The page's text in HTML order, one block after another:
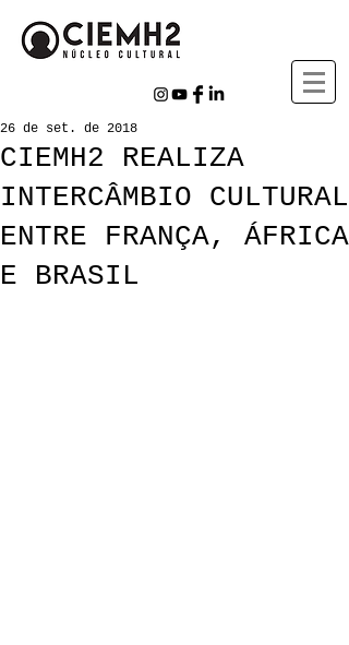
CIEMH2 REALIZA
INTERCÂMBIO CULTURAL
ENTRE FRANÇA, ÁFRICA
E BRASIL
26 de set. de 2018